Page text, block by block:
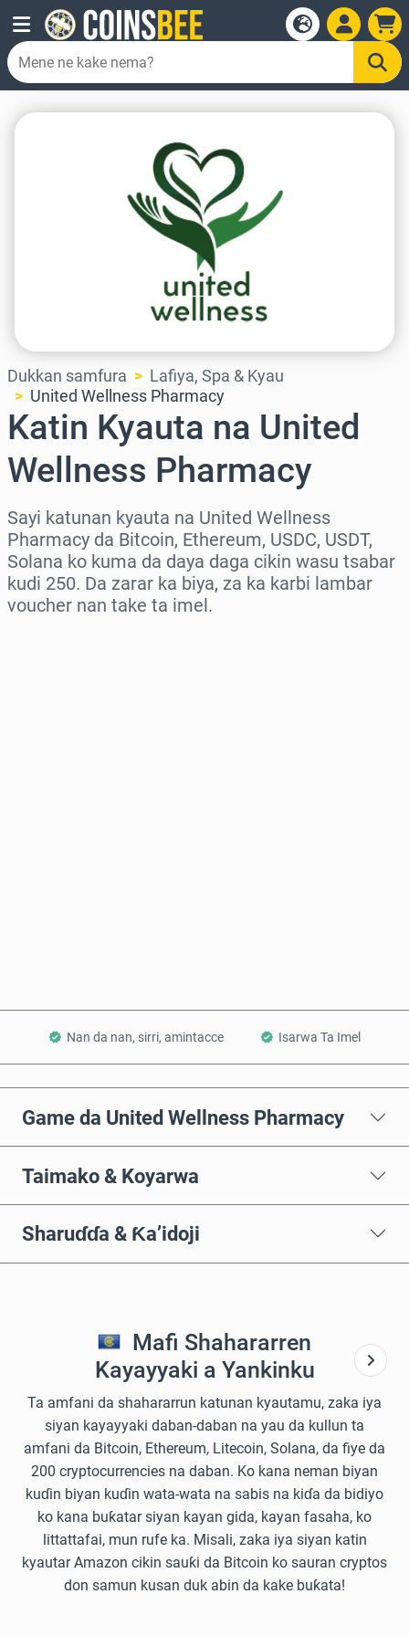
Dukkan samfura
Lafiya, Spa & Kyau
United Wellness Pharmacy
Katin Kyauta na United
Wellness Pharmacy
Sayi katunan kyauta na United Wellness
Pharmacy da Bitcoin, Ethereum, USDC, USDT,
Solana ko kuma da daya daga cikin wasu tsabar
kudi 250. Da zarar ka biya, za ka karbi lambar
voucher nan take ta imel.
Nan da nan, sirri, amintacce Isarwa Ta Imel
Game da United Wellness Pharmacy
Taimako & Koyarwa
Sharuɗɗa & Ƙa’idoji
Mafi Shahararren
Kayayyaki a Yankinku
Ta amfani da shahararrun katunan kyautamu, zaka iya
siyan kayayyaki daban-daban na yau da kullun ta
amfani da Bitcoin, Ethereum, Litecoin, Solana, da fiye da
200 cryptocurrencies na daban. Ko kana neman biyan
kuɗin biyan kuɗin wata-wata na sabis na kiɗa da bidiyo
ko kana buƙatar siyan kayan gida, kayan fasaha, ko
littattafai, mun rufe ka. Misali, zaka iya siyan katin
kyautar Amazon cikin sauƙi da Bitcoin ko sauran cryptos
don samun kusan duk abin da kake buƙata!